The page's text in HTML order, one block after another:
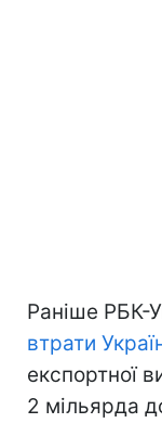
Раніше РБК-
втрати
експортної
2 мільярда